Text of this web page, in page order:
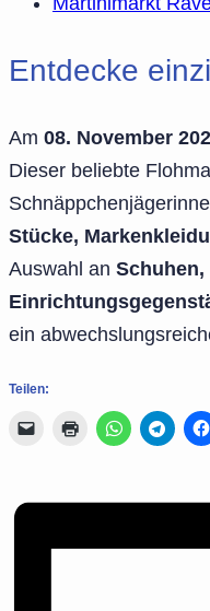
Entdecke
Am 08. November
Dieser beliebte
Stücke,
Auswahl an
ein
Teilen: